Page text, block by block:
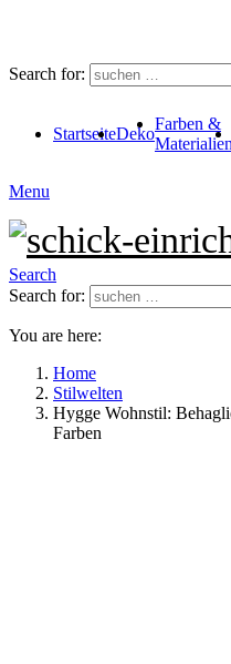
Search for:
StartseiteDeko
Farben &
Materialien
Menu
Search
Search for:
You are here:
Home
Stilwelten
Hygge Wohnstil:
Farben